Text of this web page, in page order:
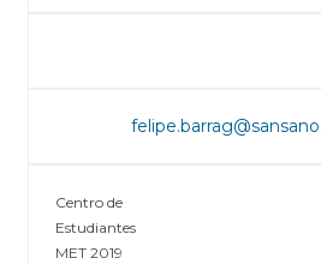
Centro de
Estudiantes
MET 2019